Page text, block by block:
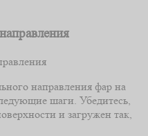
направления фар на
шаги. Убедитесь,
и загружен так,